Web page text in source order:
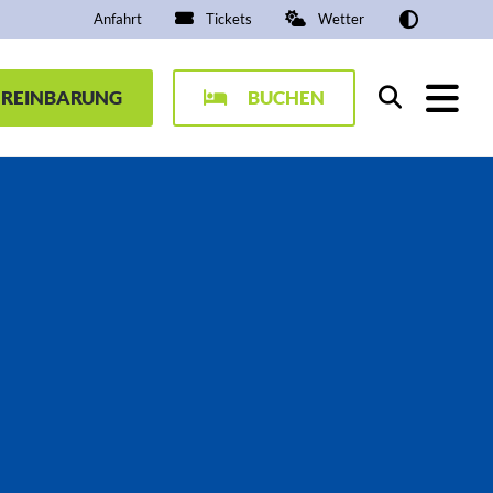
Anfahrt Tickets Wetter
BUCHEN Suchen